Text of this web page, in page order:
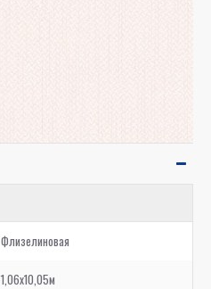
Флизелиновая
1,06x10,05м